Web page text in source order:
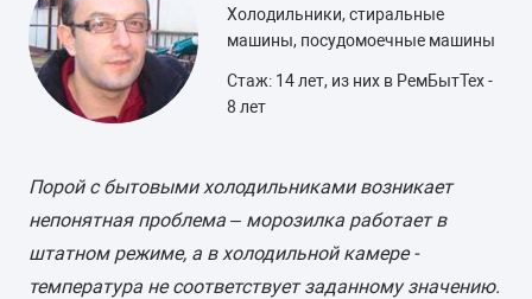
Холодильники, стиральные
машины, посудомоечные машины
Стаж: 14 лет, из них в РемБытТех -
8 лет
Порой с бытовыми холодильниками возникает
непонятная проблема – морозилка работает в
штатном режиме, а в холодильной камере -
температура не соответствует заданному значению.